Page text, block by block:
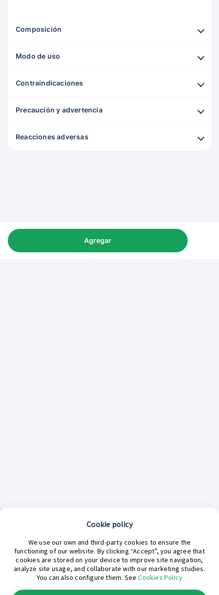
¿En qué podemos ayudarte hoy?
Composición
Modo de uso
Contraindicaciones
Precaución y advertencia
Reacciones adversas
Agregar
Cookie policy
We use our own and third-party cookies to ensure the
functioning of our website. By clicking “Accept”, you agree that
cookies are stored on your device to improve site navigation,
analyze site usage, and collaborate with our marketing studies.
You can also configure them. SeeCookies Policy